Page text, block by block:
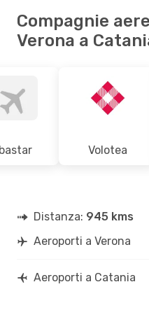
Compagnie
Verona a
Volotea
Distanza: 945 kms
Aeroporti a Verona
Aeroporti a Catania